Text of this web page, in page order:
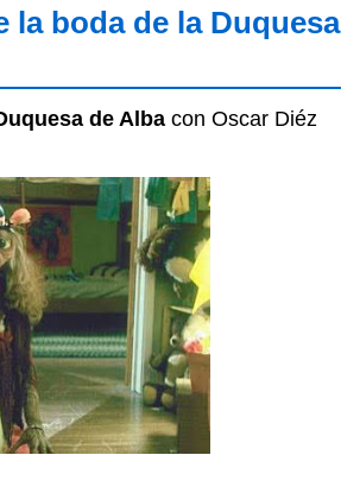
la boda de la Duquesa
de Alba con Oscar Diéz